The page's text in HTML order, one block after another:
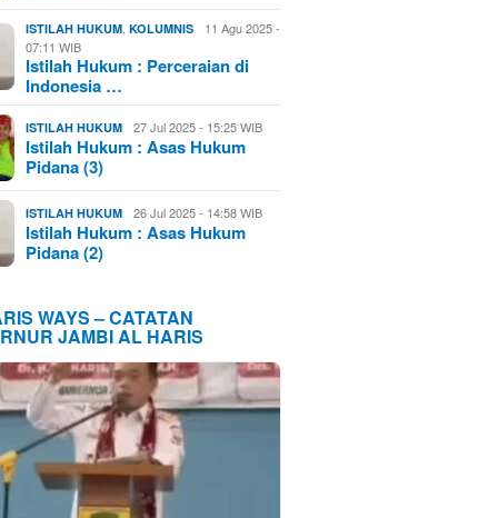
ISTILAH HUKUM ,KOLUMNIS
11 Agu 2025 -
07:11 WIB
Istilah Hukum : Perceraian di
Indonesia …
ISTILAH HUKUM 27 Jul 2025 - 15:25 WIB
Istilah Hukum : Asas Hukum
Pidana (3)
ISTILAH HUKUM 26 Jul 2025 - 14:58 WIB
Istilah Hukum : Asas Hukum
Pidana (2)
WAYS – CATATAN
JAMBI AL HARIS